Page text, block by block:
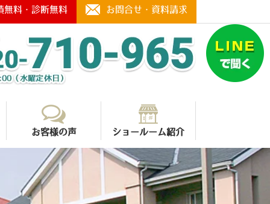
無料・診断無料 お問合せ・資料請求
お客様の声 ショールーム紹介